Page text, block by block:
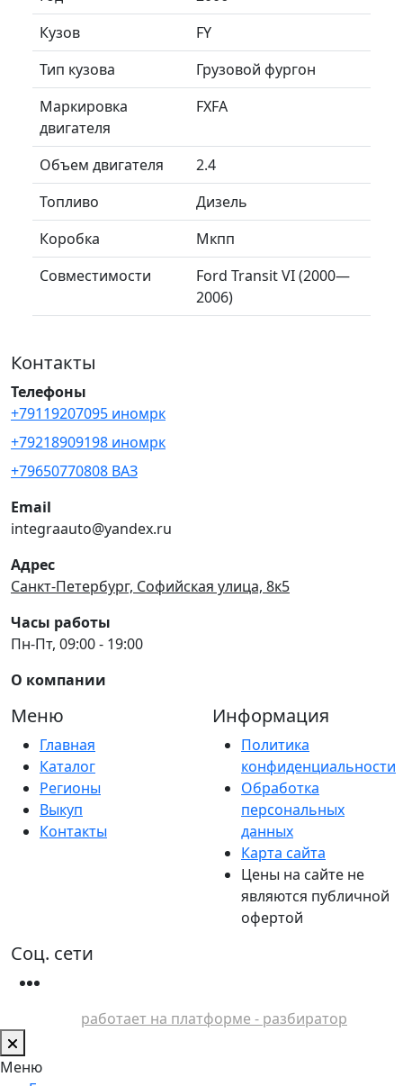
Кузов
FY
Тип кузова
Грузовой фургон
Маркировка
двигателя
FXFA
Объем двигателя
2.4
Топливо
Дизель
Коробка
Мкпп
Совместимости
Ford Transit VI (2000—
2006)
Контакты
Телефоны
+79119207095 иномрк
+79218909198 иномрк
+79650770808 ВАЗ
Email
integraauto@yandex.ru
Адрес
Санкт-Петербург, Софийская улица, 8к5
Часы работы
Пн-Пт, 09:00 - 19:00
О компании
Меню
Главная
Каталог
Регионы
Выкуп
Контакты
Информация
Политика
конфиденциальности
Обработка
персональных
данных
Карта сайта
Цены на сайте не
являются публичной
офертой
Соц. сети
работает на платформе - разбиратор
Меню